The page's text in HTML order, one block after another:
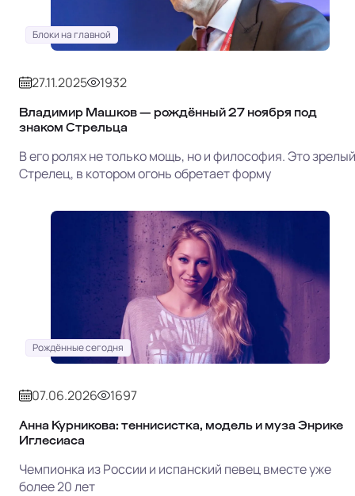
Блоки на главной
27.11.2025 1932
Владимир Машков — рождённый 27 ноября под
знаком Стрельца
В его ролях не только мощь, но и философия. Это зрелый
Стрелец, в котором огонь обретает форму
Рождённые сегодня
07.06.2026 1697
Анна Курникова: теннисистка, модель и муза Энрике
Иглесиаса
Чемпионка из России и испанский певец вместе уже
более 20 лет